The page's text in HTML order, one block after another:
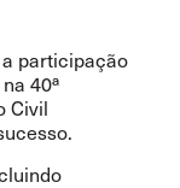
participação
40ª
Civil